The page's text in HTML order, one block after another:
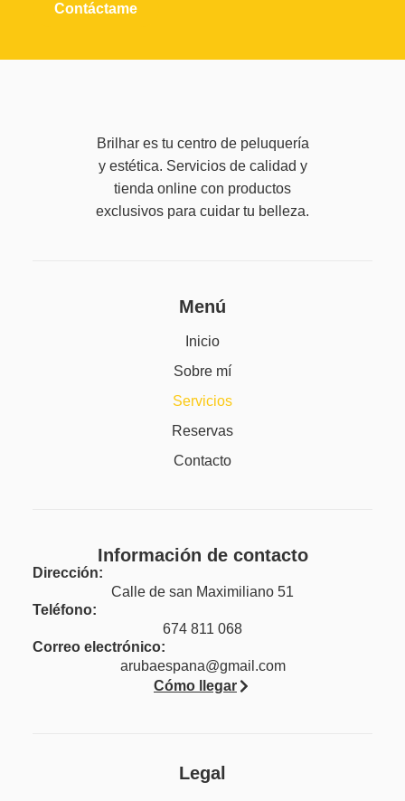
Contáctame
Brilhar es tu centro de peluquería
y estética. Servicios de calidad y
tienda online con productos
exclusivos para cuidar tu belleza.
Menú
Inicio
Sobre mí
Servicios
Reservas
Contacto
Información de contacto
Dirección:
Calle de san Maximiliano 51
Teléfono:
674 811 068
Correo electrónico:
arubaespana@gmail.com
Cómo llegar
Legal